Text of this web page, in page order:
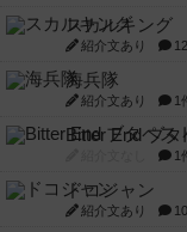
スカルキング
紹介文あり
海兵隊
紹介文あり 1
Bitter End ブ
1
ドコジャン
紹介文あり